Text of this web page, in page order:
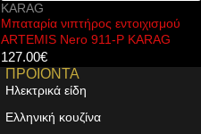
KARAG
Μπαταρία νιπτήρος εντοιχισμού
ARTEMIS Nero 911-P KARAG
127.00€
ΠΡΟΙΟΝΤΑ
Ηλεκτρικά είδη
Ελληνική κουζίνα